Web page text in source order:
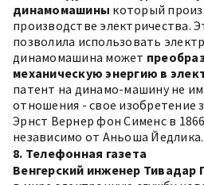
динамомашины который
производстве электричества.
позволила использовать
динамомашина может
механическую энергию в
патент на динамо-машину не
отношения - свое изобретение
Эрнст Вернер фон Сименс в
независимо от Аньоша Йедлика.
8. Телефонная газета
Венгерский инженер Тивадар